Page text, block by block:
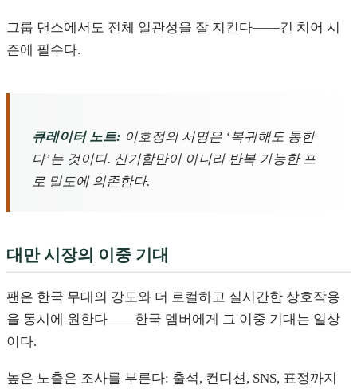
그룹 댄스에서도 전체 일관성을 잘 지킨다——긴 치어 시
즌에 필수다.
큐레이터 노트: 이호정의 서명은 ‘복귀해도 통한
다’는 것이다. 신기함만이 아니라 반복 가능한 프
로 밀도에 의존한다.
대만 시장의 이중 기대
팬은 한국 무대의 강도와 더 로컬하고 실시간한 상호작용
을 동시에 원한다——한국 멤버에게 그 이중 기대는 일상
이다.
높은 노출은 조사를 부른다: 출석, 컨디션, SNS, 표정까지